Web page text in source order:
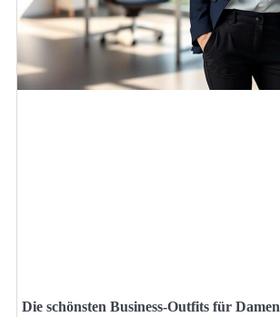
Die schönsten Business-Outfits für Damen